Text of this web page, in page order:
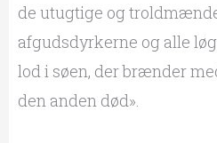
de utugtige og
afgudsdyrkerne og alle
lod i søen, der brænder
den anden død».